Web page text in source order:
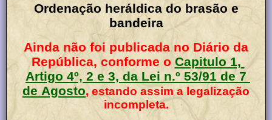
Ordenação heráldica do brasão e
bandeira
Ainda não foi publicada no Diário da
República, conforme o Capitulo 1,
Artigo 4º, 2 e 3, da Lei n.º 53/91 de 7
de Agosto, estando assim a legalização
incompleta.